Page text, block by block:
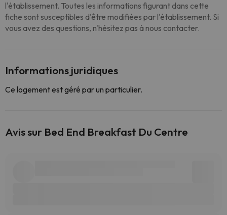
l'établissement. Toutes les informations figurant dans cette
fiche sont susceptibles d'être modifiées par l'établissement. Si
vous avez des questions, n'hésitez pas à nous contacter.
Informations juridiques
Ce logement est géré par un particulier.
Avis sur Bed End Breakfast Du Centre